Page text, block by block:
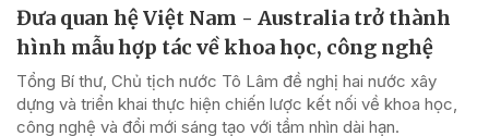
Đưa quan hệ Việt Nam - Australia trở thành
hình mẫu hợp tác về khoa học, công nghệ
Tổng Bí thư, Chủ tịch nước Tô Lâm đề nghị hai nước xây
dựng và triển khai thực hiện chiến lược kết nối về khoa học,
công nghệ và đổi mới sáng tạo với tầm nhìn dài hạn.